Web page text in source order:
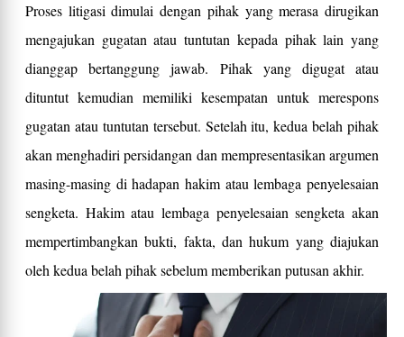
Proses litigasi dimulai dengan pihak yang merasa dirugikan
mengajukan gugatan atau tuntutan kepada pihak lain yang
dianggap bertanggung jawab. Pihak yang digugat atau
dituntut kemudian memiliki kesempatan untuk merespons
gugatan atau tuntutan tersebut. Setelah itu, kedua belah pihak
akan menghadiri persidangan dan mempresentasikan argumen
masing-masing di hadapan hakim atau lembaga penyelesaian
sengketa. Hakim atau lembaga penyelesaian sengketa akan
mempertimbangkan bukti, fakta, dan hukum yang diajukan
oleh kedua belah pihak sebelum memberikan putusan akhir.